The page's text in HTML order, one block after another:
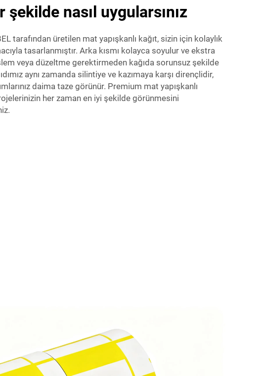
şekilde nasıl uygularsınız
tarafından üretilen mat yapışkanlı kağıt, sizin için kolaylık
tasarlanmıştır. Arka kısmı kolayca soyulur ve ekstra
veya düzeltme gerektirmeden kağıda sorunsuz şekilde
aynı zamanda silintiye ve kazımaya karşı dirençlidir,
daima taze görünür. Premium mat yapışkanlı
her zaman en iyi şekilde görünmesini